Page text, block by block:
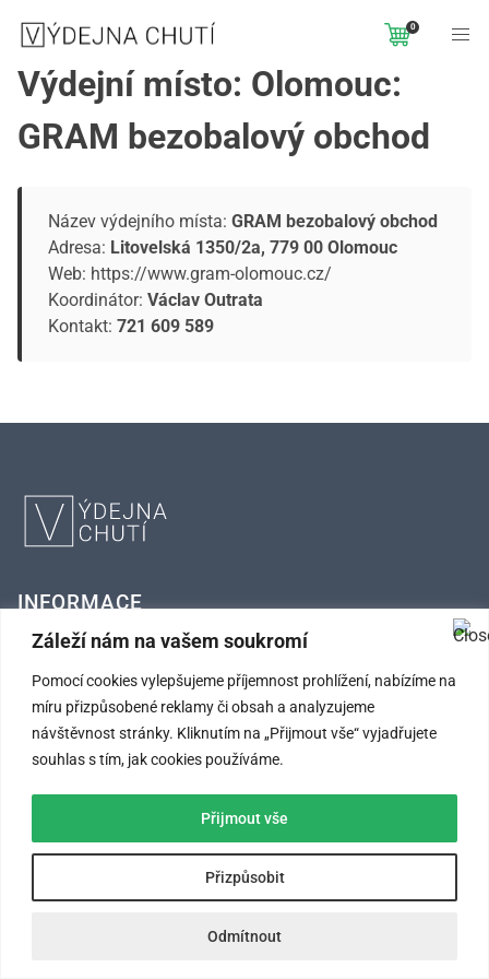
Záleží nám na vašem soukromí
Pomocí cookies vylepšujeme příjemnost prohlížení, nabízíme na
míru přizpůsobené reklamy či obsah a analyzujeme
návštěvnost stránky. Kliknutím na „Přijmout vše“ vyjadřujete
souhlas s tím, jak cookies používáme.
Přizpůsobit
Odmítnout
Přijmout vše
0
Výdejní místo: Olomouc:
GRAM bezobalový obchod
Název výdejního místa: GRAM bezobalový obchod
Adresa: Litovelská 1350/2a, 779 00 Olomouc
Web: https://www.gram-olomouc.cz/
Koordinátor: Václav Outrata
Kontakt: 721 609 589
INFORMACE
Kontaktní údaje
Obchodní podmínky
Ochrana osobních údajů
SLEDUJTE NÁS